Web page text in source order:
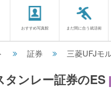
おすすめ写真館 まだ間に合う就活術
証券 三菱UFJモ
ンレー証券のES